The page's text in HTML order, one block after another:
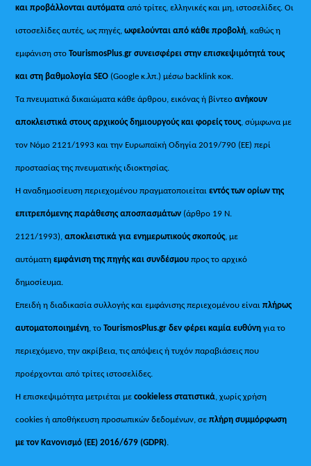
και προβάλλονται αυτόματααπό τρίτες, ελληνικές και μη, ιστοσελίδες. Οι
ιστοσελίδες αυτές, ως πηγές,ωφελούνται από κάθε προβολή, καθώς η
εμφάνιση στοTourismosPlus.gr συνεισφέρει στην επισκεψιμότητά τους
και στη βαθμολογία SEO (Google κ.λπ.) μέσω backlink κοκ.
Τα πνευματικά δικαιώματα κάθε άρθρου, εικόνας ή βίντεοανήκουν
αποκλειστικά στους αρχικούς δημιουργούς και φορείς τους, σύμφωνα με
τον Νόμο 2121/1993 και την Ευρωπαϊκή Οδηγία 2019/790 (ΕΕ) περί
προστασίας της πνευματικής ιδιοκτησίας.
Η αναδημοσίευση περιεχομένου πραγματοποιείταιεντός των ορίων της
επιτρεπόμενης παράθεσης αποσπασμάτων (άρθρο 19 Ν.
2121/1993), αποκλειστικά για ενημερωτικούς σκοπούς, με
αυτόματηεμφάνιση της πηγής και συνδέσμου προς το αρχικό
δημοσίευμα.
Επειδή η διαδικασία συλλογής και εμφάνισης περιεχομένου είναιπλήρως
αυτοματοποιημένη, τοTourismosPlus.gr δεν φέρει καμία ευθύνη για το
περιεχόμενο, την ακρίβεια, τις απόψεις ή τυχόν παραβιάσεις που
προέρχονται από τρίτες ιστοσελίδες.
Η επισκεψιμότητα μετριέται μεcookieless στατιστικά, χωρίς χρήση
cookies ή αποθήκευση προσωπικών δεδομένων, σεπλήρη συμμόρφωση
με τον Κανονισμό (ΕΕ) 2016/679 (GDPR).